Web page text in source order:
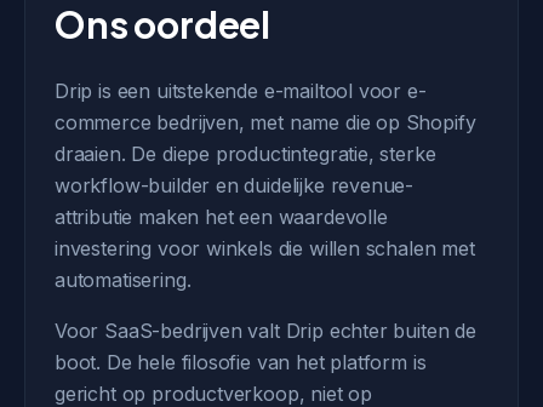
Ons oordeel
Drip is een uitstekende e-mailtool voor e-
commerce bedrijven, met name die op Shopify
draaien. De diepe productintegratie, sterke
workflow-builder en duidelijke revenue-
attributie maken het een waardevolle
investering voor winkels die willen schalen met
automatisering.
Voor SaaS-bedrijven valt Drip echter buiten de
boot. De hele filosofie van het platform is
gericht op productverkoop, niet op